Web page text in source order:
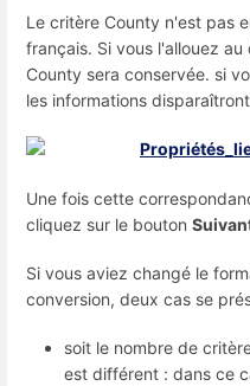
Le critère County n'est pas
français. Si vous l'allouez
County sera conservée. si
les informations
Une fois cette
cliquez sur le bouton
Si vous aviez changé le
conversion, deux cas se
soit le nombre de
est différent : dans ce